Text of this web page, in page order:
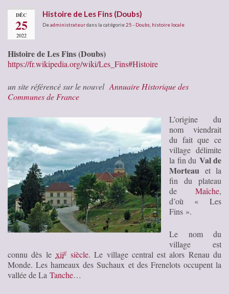
DÉC
25
2022
Histoire de Les Fins (Doubs)
Deadministrateurdans la catégorie25 - Doubs histoire locale
Histoire de Les Fins (Doubs)
https://fr.wikipedia.org/wiki/Les_Fins#Histoire
un site référencé sur le nouvel Annuaire Historique des
Communes de France
L’origine du
nom viendrait
du fait que ce
village délimite
la fin du Val de
Morteau et la
fin du plateau
de Maîche,
d’où « Les
Fins ».
Le nom du
village est
connu dès le xiiesiècle. Le village central est alors Renau du
Monde. Les hameaux des Suchaux et des Frenelots occupent la
vallée de La Tanche…